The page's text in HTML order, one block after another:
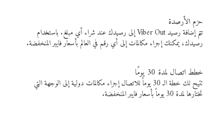
حزم الأرصدة
تتم إضافة رصيد Viber Out إلى رصيدك عند شراء أي مبلغ. باستخدام
رصيدك، يمكنك إجراء مكالمات إلى أي رقم في العالم بأسعار فايبر المنخفضة.
خطط اتصال لمدة 30 يومًا
تتيح لك خطة الـ 30 يوماً للاتصال إجراء مكالمات دولية إلى الوجهة التي
تختارها لمدة 30 يوماً بأسعار فايبر المنخفضة.